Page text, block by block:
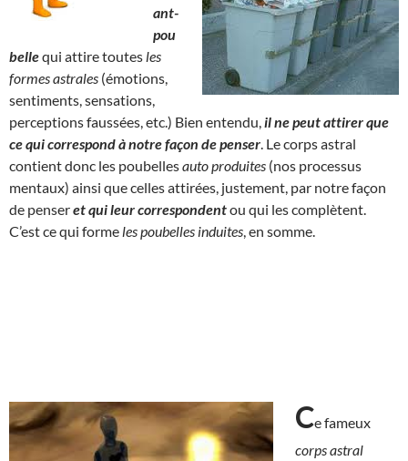
ant-
pou
bellequi attire toutes les
formes astrales (émotions,
sentiments, sensations,
perceptions faussées, etc.) Bien entendu, il ne peut attirer que
ce qui correspond à notre façon de penser . Le corps astral
contient donc les poubellesauto produites (nos processus
mentaux) ainsi que celles attirées, justement, par notre façon
de penseret quileur correspondentou qui les complètent.
C’est ce qui forme les poubelles induites , en somme.
Ce fameux
corps astral